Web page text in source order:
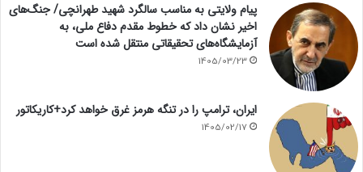
پیام ولایتی به مناسب سالگرد شهید طهرانچی/ جنگ‌های
اخیر نشان داد که خطوط مقدم دفاع ملی، به
آزمایشگاه‌های تحقیقاتی منتقل شده است
1405/03/23
ایران، ترامپ را در تنگه هرمز غرق خواهد کرد+کاریکاتور
1405/02/17